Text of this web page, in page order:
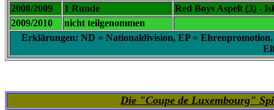
2008/2009
1 Runde
Red Boys Aspelt (3) -
2009/2010
nicht teilgenommen
Erklärungen: ND = Nationaldivision, EP =
Die "Coupe de Luxembourg"